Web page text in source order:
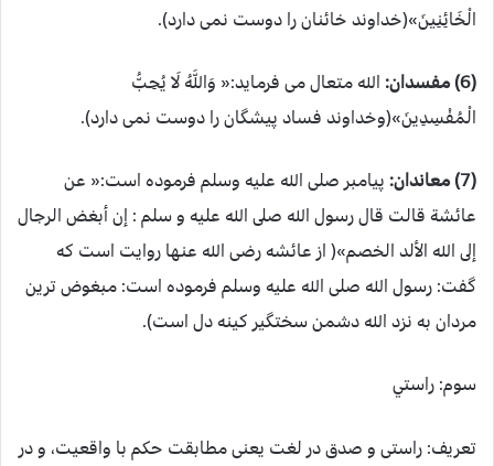
الْخَائِنِينَ»(خداوند خائنان را دوست نمی دارد).
(6) مفسدان:
الله متعال می فرماید:« وَاللَّهُ لَا يُحِبُّ
الْمُفْسِدِينَ»(وخداوند فساد پیشگان را دوست نمی دارد).
(7) معاندان:
پیامبر صلی الله علیه وسلم فرموده است:« عن
عائشة قالت قال رسول الله صلى الله عليه و سلم : إن أبغض الرجال
إلى الله الألد الخصم»( از عائشه رضی الله عنها روایت است که
گفت: رسول الله صلی الله علیه وسلم فرموده است: مبغوض ترین
مردان به نزد الله دشمن سختگیر کینه دل است).
سوم: راستي
تعریف: راستی و صدق در لغت یعنی مطابقت حکم با واقعیت، و در